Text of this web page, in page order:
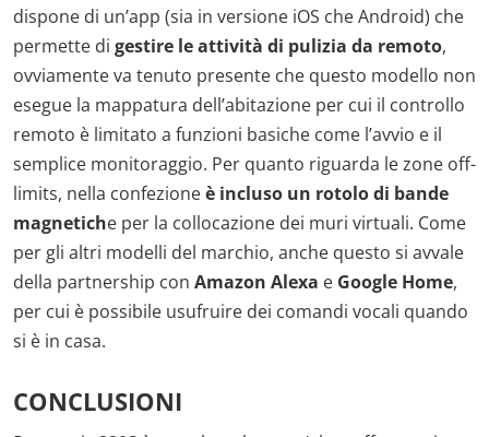
dispone di un’app (sia in versione iOS che Android) che
permette di gestire le attività di pulizia da remoto,
ovviamente va tenuto presente che questo modello non
esegue la mappatura dell’abitazione per cui il controllo
remoto è limitato a funzioni basiche come l’avvio e il
semplice monitoraggio. Per quanto riguarda le zone off-
limits, nella confezioneè incluso un rotolo di bande
magnetiche per la collocazione dei muri virtuali. Come
per gli altri modelli del marchio, anche questo si avvale
della partnership con Amazon Alexa e Google Home,
per cui è possibile usufruire dei comandi vocali quando
si è in casa.
CONCLUSIONI